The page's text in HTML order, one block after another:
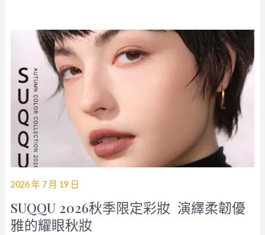
2026 年 7 月 19 日
SUQQU 2026秋季限定彩妝 演繹柔韌優
雅的耀眼秋妝